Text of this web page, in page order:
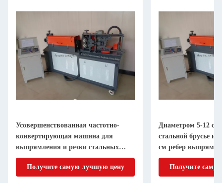
Усовершенствованная частотно-
конвертирующая машина для
выпрямления и резки стальных
стволов / ребер
Получите самую лучшую цену
Диаметром 5-12 см
стальной брусье и
см ребер
Получите